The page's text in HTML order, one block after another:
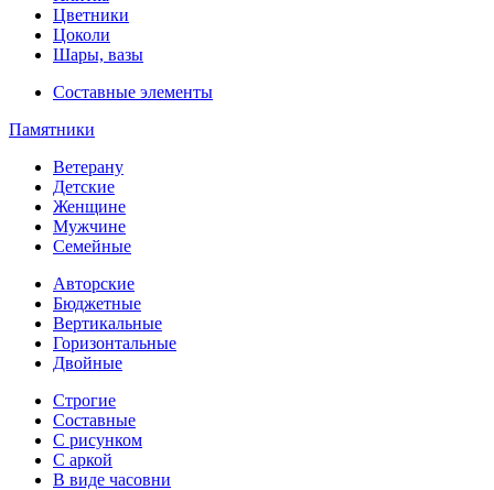
Цветники
Цоколи
Шары, вазы
Составные элементы
Памятники
Ветерану
Детские
Женщине
Мужчине
Семейные
Авторские
Бюджетные
Вертикальные
Горизонтальные
Двойные
Строгие
Составные
С рисунком
С аркой
В виде часовни